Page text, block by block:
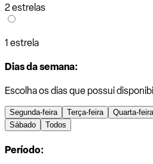
2 estrelas
1 estrela
Dias da semana:
Escolha os dias que possui
Segunda-feira Terça-feira Quarta-feira
Sábado
Todos
Período: